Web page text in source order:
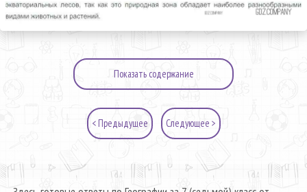
Показать содержание
< Предыдущее Следующее >